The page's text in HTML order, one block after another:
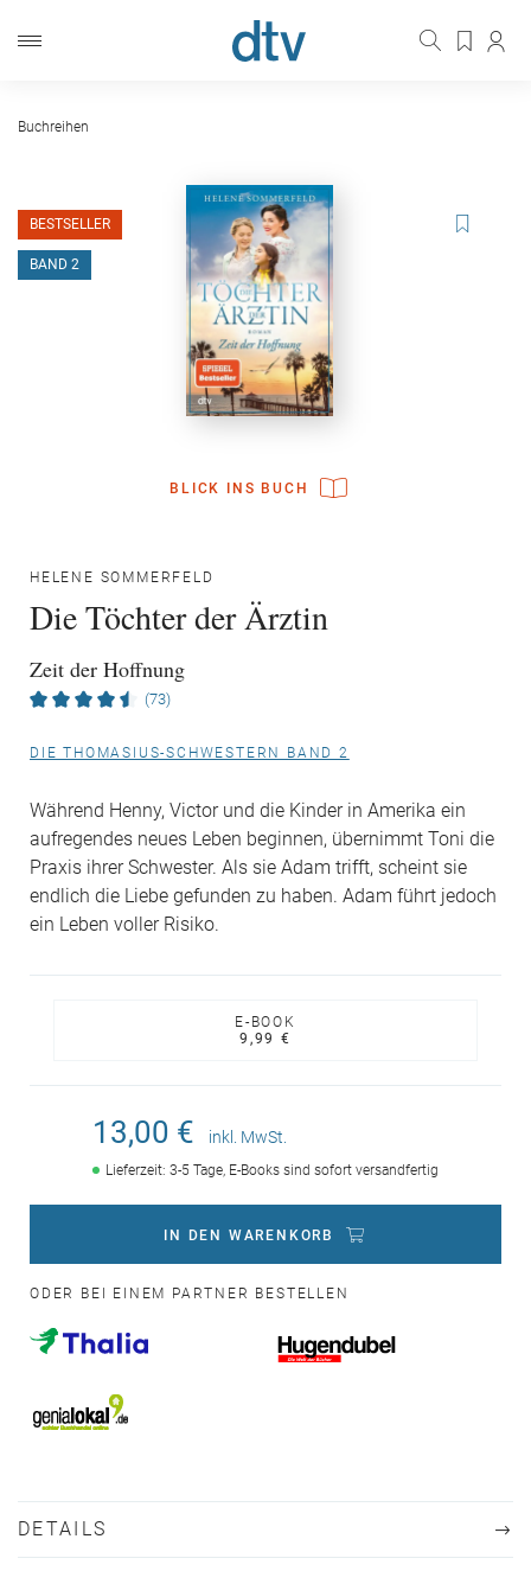
Buchreihen
BLICK INS BUCH
BESTSELLER
BAND 2
HELENE SOMMERFELD
Die Töchter der Ärztin
Zeit der Hoffnung
(73)
DIE THOMASIUS-SCHWESTERN BAND 2
Während Henny, Victor und die Kinder in Amerika ein
aufregendes neues Leben beginnen, übernimmt Toni die
Praxis ihrer Schwester. Als sie Adam trifft, scheint sie
endlich die Liebe gefunden zu haben. Adam führt jedoch
ein Leben voller Risiko.
E-BOOK
9,99 €
13,00 € inkl. MwSt.
Lieferzeit: 3-5 Tage, E-Books sind sofort versandfertig
IN DEN WARENKORB
ODER BEI EINEM PARTNER BESTELLEN
DETAILS